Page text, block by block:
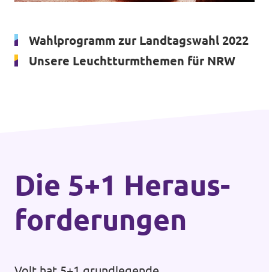
Kontakt
Wahlprogramm zur Landtagswahl 2022
Unsere Leuchtturmthemen für NRW
Die 5+1 Heraus­
forderungen